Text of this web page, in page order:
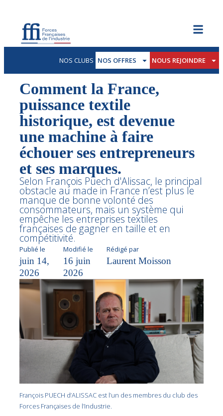
NOS CLUBS NOS OFFRES NOUS REJOINDRE
Comment la France,
puissance textile
historique, est devenue
une machine à faire
échouer ses entrepreneurs
et ses marques.
Selon François Puech d'Alissac, le principal
obstacle au made in France n’est plus le
manque de bonne volonté des
consommateurs, mais un système qui
empêche les entreprises textiles
françaises de gagner en taille et en
compétitivité.
Publié le
juin 14,
2026
Modifié le
16 juin
2026
Rédigé par
Laurent Moisson
François PUECH d’ALISSAC est l’un des membres du club des
Forces Françaises de l’Industrie.